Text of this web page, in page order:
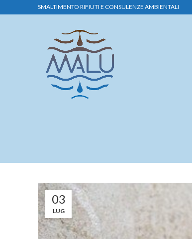
SMALTIMENTO RIFIUTI E CONSULENZE AMBIENTALI
03
LUG